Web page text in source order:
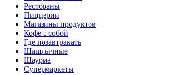
Рестораны
Пиццерии
Магазины продуктов
Кофе с собой
Где позавтракать
Шашлычные
Шаурма
Супермаркеты